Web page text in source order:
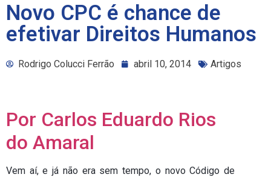
Novo CPC é chance de
efetivar Direitos Humanos
Rodrigo Colucci Ferrão abril 10, 2014 Artigos
Por Carlos Eduardo Rios
do Amaral
Vem aí, e já não era sem tempo, o novo Código de